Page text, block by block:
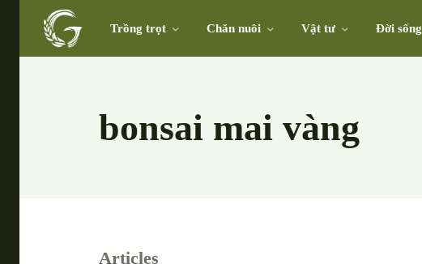
Trồng trọt Chăn nuôi Vật tư Đời sống
bonsai mai vàng
Articles